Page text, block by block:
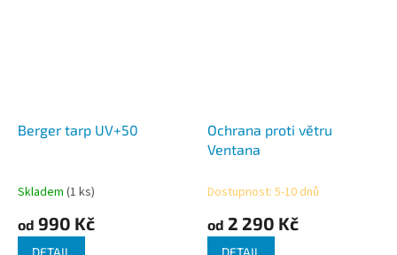
Berger tarp UV+50
Skladem (1 ks)
od 990 Kč
DETAIL
Ochrana proti větru
Ventana
Dostupnost: 5-10 dnů
od 2 290 Kč
DETAIL